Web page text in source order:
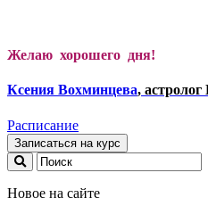
Желаю хорошего дня!
Ксения Вохминцева,
Расписание
Записаться на курс
Новое на сайте